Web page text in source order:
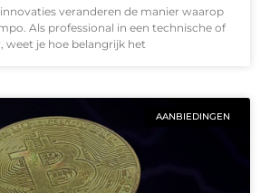
veranderen de manier waarop
Als professional in een technische of
weet je hoe belangrijk het
AANBIEDINGEN